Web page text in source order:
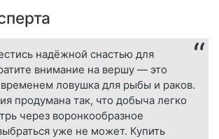
надёжной снастью для
внимание на вершу — это
ловушка для рыбы и раков.
продумана так, что добыча легко
через воронкообразное
уже не может. Купить